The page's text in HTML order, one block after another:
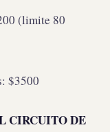
(limite 80
$3500
CIRCUITO DE